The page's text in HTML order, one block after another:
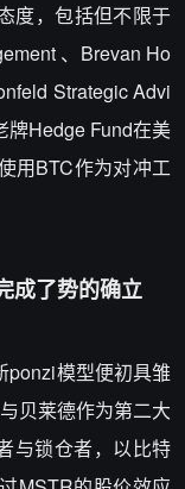
度，包括但不限于
、Brevan Ho
Strategic Advi
牌Hedge Fund在美
用BTC作为对冲工
成了势的确立
ponzi模型便初具雏
贝莱德作为第二大
与锁仓者，以比特